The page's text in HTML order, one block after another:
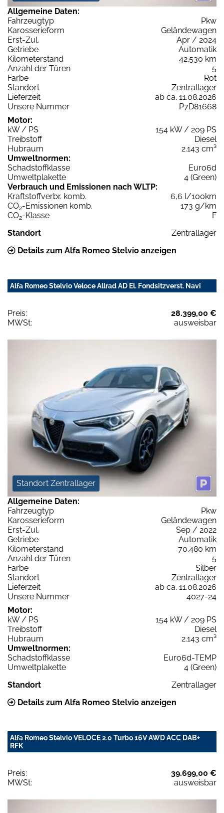
Allgemeine Daten:
Fahrzeugtyp
Pkw
Karosserieform
Geländewagen
Erst-Zul.
Apr / 2024
Getriebe
Automatik
Kilometerstand
42.530 km
Anzahl der Türen
5
Farbe
Rot
Standort
Zentrallager
Lieferzeit
ab ca. 11.08.2026
Unsere Nummer
P7D81668
Motor:
kW / PS
154 kW / 209 PS
Treibstoff
Diesel
Hubraum
2.143 cm³
Umweltnormen:
Schadstoffklasse
Euro6d
Umweltplakette
4 (Green)
Verbrauch und Emissionen nach WLTP:
Kraftstoffverbr. komb.
6,6 l/100km
CO2-Emissionen komb.
173 g/km
CO2-Klasse
F
Standort
Zentrallager
Details zum Alfa Romeo Stelvio anzeigen
Alfa Romeo Stelvio Veloce Allrad AD El. Fondsitzverst. Navi
Preis:
28.399,00 €
MWSt:
ausweisbar
Standort Zentrallager
Allgemeine Daten:
Fahrzeugtyp
Pkw
Karosserieform
Geländewagen
Erst-Zul.
Sep / 2022
Getriebe
Automatik
Kilometerstand
70.480 km
Anzahl der Türen
5
Farbe
Silber
Standort
Zentrallager
Lieferzeit
ab ca. 11.08.2026
Unsere Nummer
4027-24
Motor:
kW / PS
154 kW / 209 PS
Treibstoff
Diesel
Hubraum
2.143 cm³
Umweltnormen:
Schadstoffklasse
Euro6d-TEMP
Umweltplakette
4 (Green)
Standort
Zentrallager
Details zum Alfa Romeo Stelvio anzeigen
Alfa Romeo Stelvio VELOCE 2.0 Turbo 16V AWD ACC DAB+
RFK
Preis:
39.699,00 €
MWSt:
ausweisbar